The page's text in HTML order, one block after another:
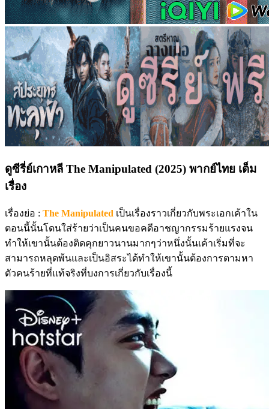
ดูซีรี่ย์เกาหลี The Manipulated (2025) พากย์ไทย เต็ม
เรื่อง
เรื่องย่อ : The Manipulated เป็นเรื่องราวเกี่ยวกับพระเอกเค้าใน
ตอนนี้นั้นโดนใส่ร้ายว่าเป็นคนขอคดีอาชญากรรมร้ายแรงจน
ทำให้เขานั้นต้องติดคุกยาวนานมากๆว่าหนึ่งนั้นเค้าเริ่มที่จะ
สามารถหลุดพ้นและเป็นอิสระได้ทำให้เขานั้นต้องการตามหา
ตัวคนร้ายที่แท้จริงที่บงการเกี่ยวกับเรื่องนี้